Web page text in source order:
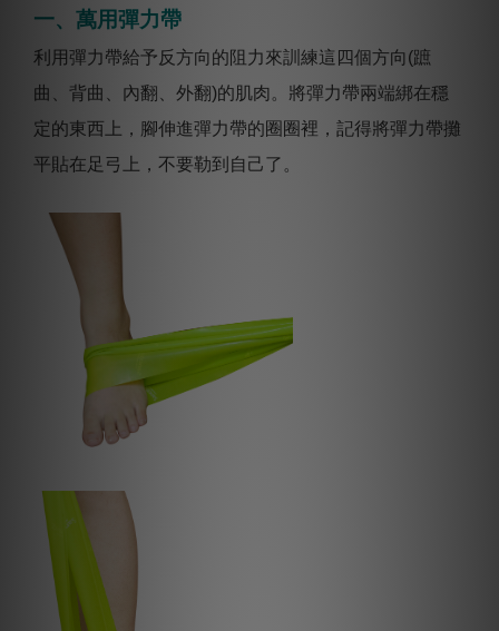
一、萬用彈力帶
利用彈力帶給予反方向的阻力來訓練這四個方向(蹠
曲、背曲、內翻、外翻)的肌肉。將彈力帶兩端綁在穩
定的東西上，腳伸進彈力帶的圈圈裡，記得將彈力帶攤
平貼在足弓上，不要勒到自己了。